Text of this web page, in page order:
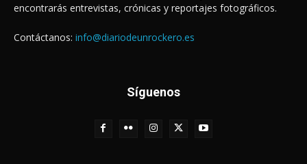
encontrarás entrevistas, crónicas y reportajes fotográficos.
Contáctanos: info@diariodeunrockero.es
Síguenos